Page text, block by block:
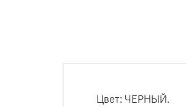
Цвет: ЧЕРНЫЙ.